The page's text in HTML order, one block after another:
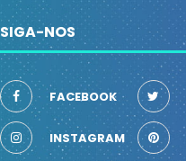
SIGA-NOS
FACEBOOK
INSTAGRAM